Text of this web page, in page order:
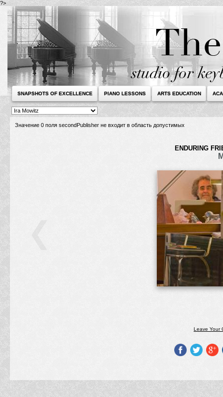
?>
SNAPSHOTS OF EXCELLENCE PIANO LESSONS ARTS EDUCATION
Значение 0 поля secondPublisher не входит в область допустимых
ENDURING
Leave Your